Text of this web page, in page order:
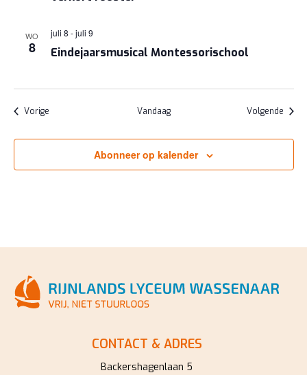
WO
8 Eindejaarsmusical Montessorischool
juli 8 -juli 9
VorigeEvenementen Vandaag Volgende
Abonneer op kalender
CONTACT & ADRES
Backershagenlaan 5